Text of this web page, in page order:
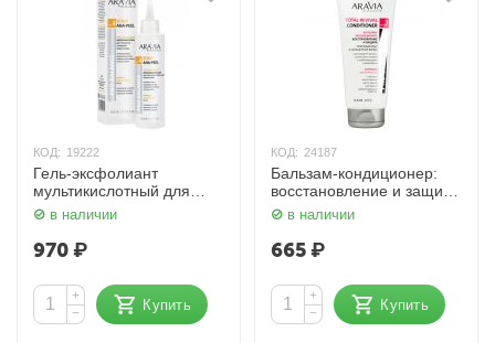
КОД: 19222
Гель-эксфолиант
мультикислотный для
глубокого очищения кожи
в наличии
970₽
+
−
Купить
КОД: 24187
Бальзам-кондиционер:
восстановление и защита
/ Total Revival Conditioner
в наличии
665₽
+
−
Купить